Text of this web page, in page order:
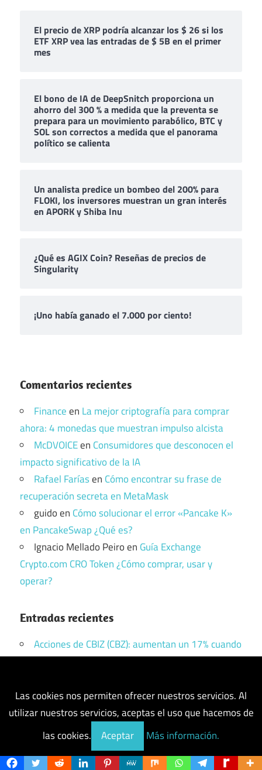
El precio de XRP podría alcanzar los $ 26 si los
ETF XRP vea las entradas de $ 5B en el primer
mes
El bono de IA de DeepSnitch proporciona un
ahorro del 300 % a medida que la preventa se
prepara para un movimiento parabólico, BTC y
SOL son correctos a medida que el panorama
político se calienta
Un analista predice un bombeo del 200% para
FLOKI, los inversores muestran un gran interés
en APORK y Shiba Inu
¿Qué es AGIX Coin? Reseñas de precios de
Singularity
¡Uno había ganado el 7.000 por ciento!
Comentarios recientes
Financeen La mejor criptografía para comprar
ahora: 4 monedas que muestran impulso alcista
McDVOICEen Consumidores que desconocen el
impacto significativo de la IA
Rafael Faríasen Cómo encontrar su frase de
recuperación secreta en MetaMask
guidoen Cómo solucionar el error «Pancake K»
en PancakeSwap ¿Qué es?
Ignacio Mellado Peiroen Guía Exchange
Crypto.com CRO Token ¿Cómo comprar, usar y
operar?
Entradas recientes
Acciones de CBIZ (CBZ): aumentan un 17% cuando
Grant Thornton presenta un acuerdo de adquisición
Tether obtiene la aprobación de la Shariah para
XAUt mientras las finanzas islámicas adoptan el oro
tokenizado
Acciones de Bitmine (BMNR): sube a $ 11,8 mil
millones en tesorería y recompras récord
Las cookies nos permiten ofrecer nuestros servicios. Al
utilizar nuestros servicios, aceptas el uso que hacemos de
las cookies.
Aceptar Más información.